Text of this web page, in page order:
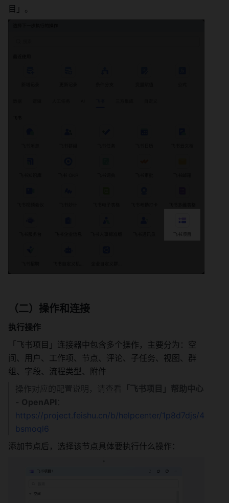
目」。
（二）操作和连接
执行操作
「飞书项目」连接器中包含多个操作，主要分为：空
间、用户、工作项、节点、评论、子任务、视图、群
组、字段、流程类型、附件
操作对应的配置说明，请查看 「飞书项目」帮助中心
- OpenAPI ：
https://project.feishu.cn/b/helpcenter/1p8d7djs/4
bsmoql6
添加节点后，选择该节点具体要执行什么操作：